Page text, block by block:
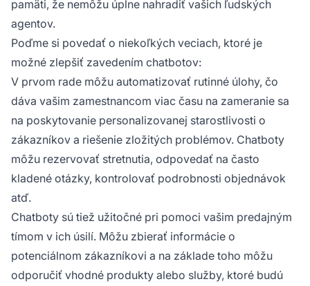
pamäti, že nemôžu úplne nahradiť vašich ľudských
agentov.
Poďme si povedať o niekoľkých veciach, ktoré je
možné zlepšiť zavedením chatbotov:
V prvom rade môžu automatizovať rutinné úlohy, čo
dáva vašim zamestnancom viac času na zameranie sa
na poskytovanie personalizovanej starostlivosti o
zákazníkov a riešenie zložitých problémov. Chatboty
môžu rezervovať stretnutia, odpovedať na často
kladené otázky, kontrolovať podrobnosti objednávok
atď.
Chatboty sú tiež užitočné pri pomoci vašim predajným
tímom v ich úsilí. Môžu zbierať informácie o
potenciálnom zákazníkovi a na základe toho môžu
odporučiť vhodné produkty alebo služby, ktoré budú